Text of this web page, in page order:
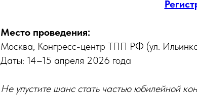
Место проведения:
Москва, Конгресс-центр ТПП РФ (ул.
Даты: 14–15 апреля 2026 года
Не упустите шанс стать частью юбилейной